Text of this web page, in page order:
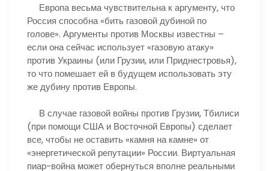
Европа весьма чувствительна к аргументу, что
Россия способна «бить газовой дубиной по
голове». Аргументы против Москвы известны –
если она сейчас использует «газовую атаку»
против Украины (или Грузии, или Приднестровья),
то что помешает ей в будущем использовать эту
же дубину против Европы.
В случае газовой войны против Грузии, Тбилиси
(при помощи США и Восточной Европы) сделает
все, чтобы не оставить «камня на камне» от
«энергетической репутации» России. Виртуальная
пиар-война может обернуться вполне реальными